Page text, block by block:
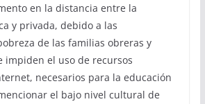
en la distancia entre la
y privada, debido a las
de las familias obreras y
impiden el uso de recursos
necesarios para la educación
el bajo nivel cultural de